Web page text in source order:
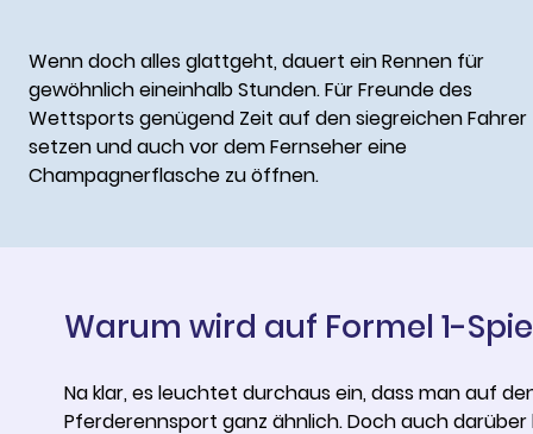
Wenn doch alles glattgeht, dauert ein Rennen für
gewöhnlich eineinhalb Stunden. Für Freunde des
Wettsports genügend Zeit auf den siegreichen Fahrer
setzen und auch vor dem Fernseher eine
Champagnerflasche zu öffnen.
Warum wird auf Formel 1-
Na klar, es leuchtet durchaus ein, dass man auf
Pferderennsport ganz ähnlich. Doch auch